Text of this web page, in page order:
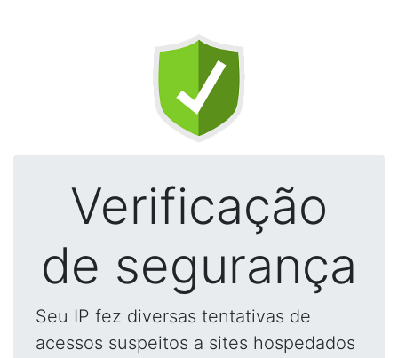
Verificação
de segurança
Seu IP fez diversas tentativas de
acessos suspeitos a sites hospedados